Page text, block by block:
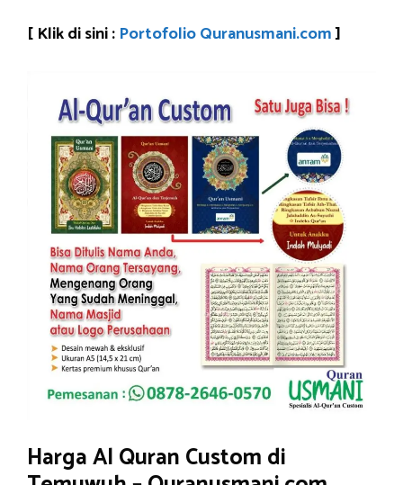
[ Klik di sini : Portofolio Quranusmani.com]
Harga Al Quran Custom di